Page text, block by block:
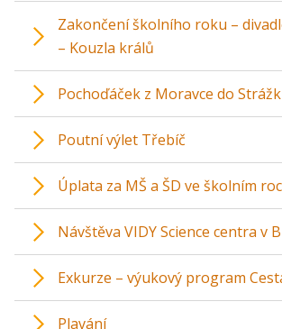
Zakončení školního roku –
– Kouzla králů
Pochoďáček z Moravce do
Poutní výlet Třebíč
Úplata za MŠ a ŠD ve školním
Návštěva VIDY Science centra v
Exkurze – výukový program
Plavání